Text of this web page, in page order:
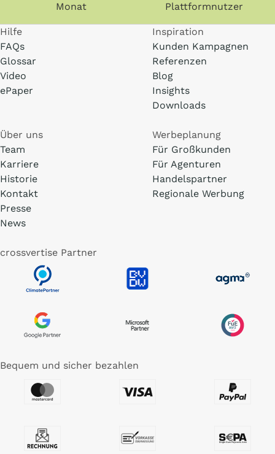
Monat
Plattformnutzer
Hilfe
FAQs
Glossar
Video
ePaper
Inspiration
Kunden Kampagnen
Referenzen
Blog
Insights
Downloads
Über uns
Team
Karriere
Historie
Kontakt
Presse
News
Werbeplanung
Für Großkunden
Für Agenturen
Handelspartner
Regionale Werbung
crossvertise Partner
Bequem und sicher bezahlen